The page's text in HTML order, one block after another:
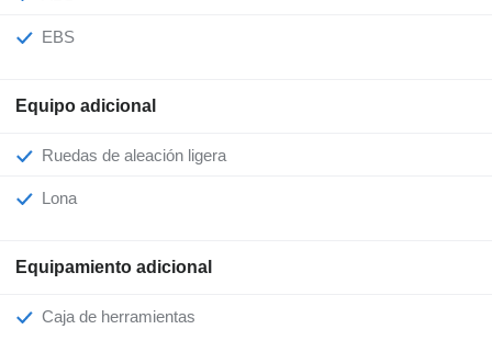
EBS
Equipo adicional
Ruedas de aleación ligera
Lona
Equipamiento adicional
Caja de herramientas